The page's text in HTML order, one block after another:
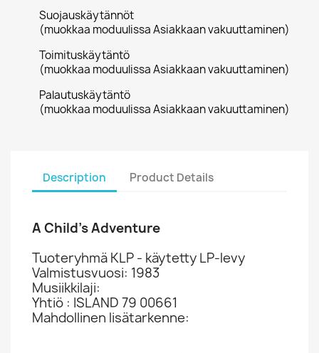
Suojauskäytännöt
(muokkaa moduulissa Asiakkaan vakuuttaminen)
Toimituskäytäntö
(muokkaa moduulissa Asiakkaan vakuuttaminen)
Palautuskäytäntö
(muokkaa moduulissa Asiakkaan vakuuttaminen)
Description Product Details
A Child's Adventure
Tuoteryhmä KLP - käytetty LP-levy
Valmistusvuosi: 1983
Musiikkilaji:
Yhtiö : ISLAND 79 00661
Mahdollinen lisätarkenne: